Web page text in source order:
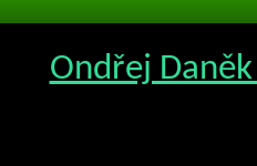
Ondřej